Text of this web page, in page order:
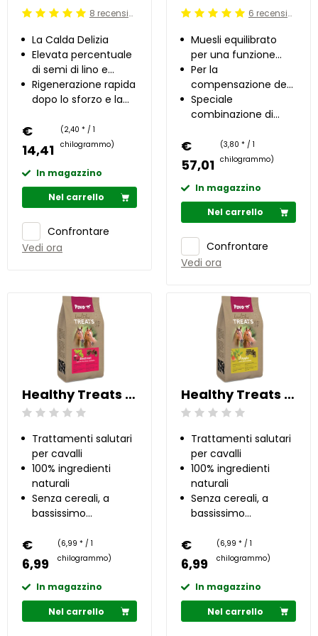
Beoordeling: 5/5 8 recensioni
La Calda Delizia
Elevata percentuale
di semi di lino e
crusca
Rigenerazione rapida
dopo lo sforzo e la
€
14,41
(2,40 * / 1
chilogrammo)
In magazzino
Nel carrello
Confrontare
Vedi ora
Beoordeling: 5/5 6 recensioni
Muesli equilibrato
per una funzione
intestinale stabile
Per la
compensazione dei
disturbi digestivi
cronici nell'intestino
Speciale
combinazione di
€
57,01
(3,80 * / 1
chilogrammo)
In magazzino
Nel carrello
Confrontare
Vedi ora
Healthy Treats - Barbabietola 1 kg
Beoordeling: 0/5
Trattamenti salutari
per cavalli
100% ingredienti
naturali
Senza cereali, a
bassissimo
zucchero
€
6,99
(6,99 * / 1
chilogrammo)
In magazzino
Nel carrello
Healthy Treats - Mela 1 kg
Beoordeling: 0/5
Trattamenti salutari
per cavalli
100% ingredienti
naturali
Senza cereali, a
bassissimo
zucchero
€
6,99
(6,99 * / 1
chilogrammo)
In magazzino
Nel carrello